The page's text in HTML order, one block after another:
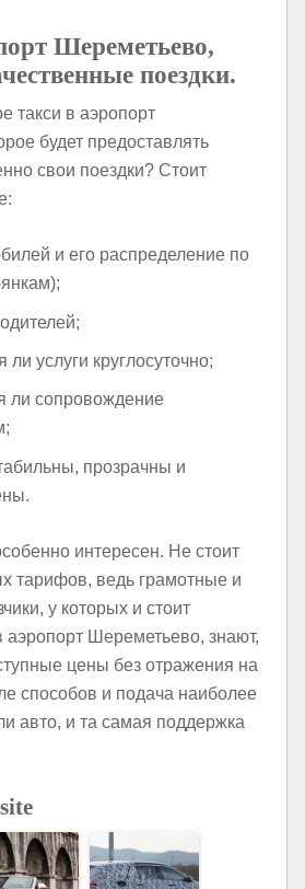
Шереметьево,
поездки.
такси в аэропорт
будет предоставлять
свои поездки? Стоит
и его распределение по
ли услуги круглосуточно;
ли сопровождение
прозрачны и
интересен. Не стоит
тарифов, ведь грамотные и
у которых и стоит
аэропорт Шереметьево, знают,
цены без отражения на
способов и подача наиболее
авто, и та самая поддержка